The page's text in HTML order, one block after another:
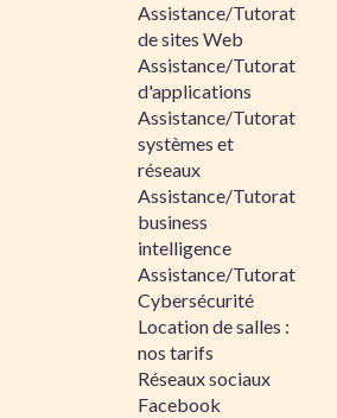
Assistance/Tutorat
de sites Web
Assistance/Tutorat
d'applications
Assistance/Tutorat
systèmes et
réseaux
Assistance/Tutorat
business
intelligence
Assistance/Tutorat
Cybersécurité
Location de salles :
nos tarifs
Réseaux sociaux
Facebook